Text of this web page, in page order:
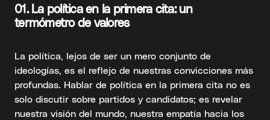
01.La política en la primera cita: un
termómetro de valores
La política, lejos de ser un mero conjunto de
ideologías, es el reflejo de nuestras convicciones más
profundas. Hablar de política en la primera cita no es
solo discutir sobre partidos y candidatos; es revelar
nuestra visión del mundo, nuestra empatía hacia los